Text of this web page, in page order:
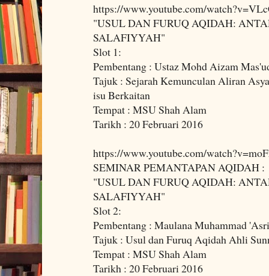
https://www.youtube.com/
"USUL DAN FURUQ AQIDAH:
SALAFIYYAH"
Slot 1:
Pembentang : Ustaz Mohd Aizam
Tajuk : Sejarah Kemunculan Aliran
isu Berkaitan
Tempat : MSU Shah Alam
Tarikh : 20 Februari 2016
https://www.youtube.com/
SEMINAR PEMANTAPAN AQIDAH :
"USUL DAN FURUQ AQIDAH:
SALAFIYYAH"
Slot 2:
Pembentang : Maulana Muhammad
Tajuk : Usul dan Furuq Aqidah Ahli
Tempat : MSU Shah Alam
Tarikh : 20 Februari 2016